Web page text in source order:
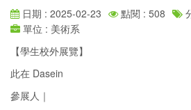
日期 : 2025-02-23 點閱 : 508
單位 : 美術系
【學生校外展覽】
此在 Dasein
參展人｜